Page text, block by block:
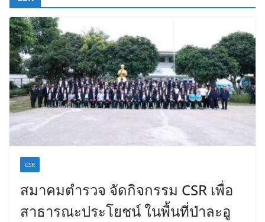
CSR
สมาคมตำรวจ จัดกิจกรรม CSR เพื่อ
สาธารณะประโยชน์ ในพื้นที่ป่าละอู